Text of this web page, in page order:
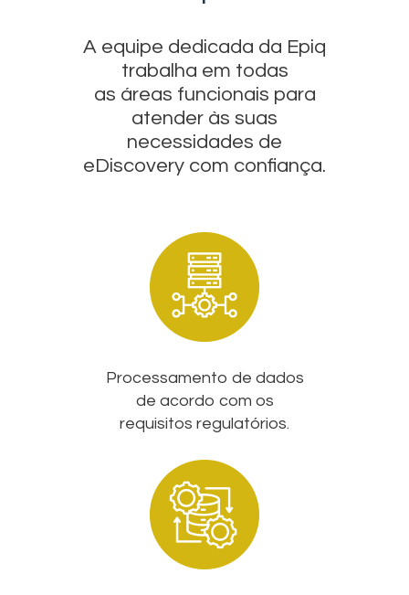
A equipe dedicada da Epiq
trabalha em todas
as áreas funcionais para
atender às suas
necessidades de
eDiscovery com confiança.
Processamento de dados
de acordo com os
requisitos regulatórios.